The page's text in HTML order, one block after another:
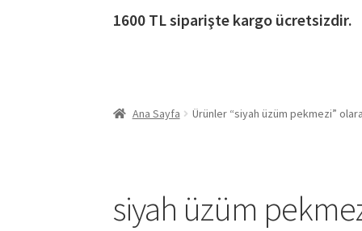
1600 TL siparişte kargo ücretsizdir.
Ana Sayfa Ürünler “siyah üzüm pekmezi”
siyah üzüm